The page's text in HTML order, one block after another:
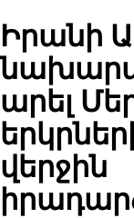
Իրանի
արել
վերջին